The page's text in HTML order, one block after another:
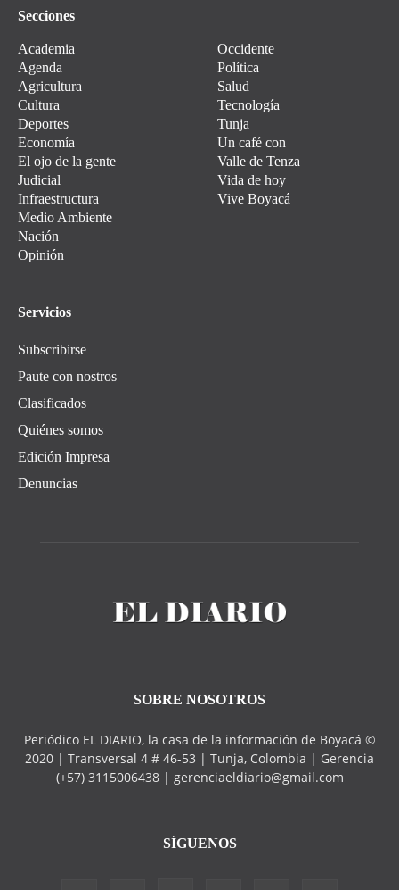
Secciones
Academia
Agenda
Agricultura
Cultura
Deportes
Economía
El ojo de la gente
Judicial
Infraestructura
Medio Ambiente
Nación
Opinión
Occidente
Política
Salud
Tecnología
Tunja
Un café con
Valle de Tenza
Vida de hoy
Vive Boyacá
Servicios
Subscribirse
Paute con nostros
Clasificados
Quiénes somos
Edición Impresa
Denuncias
SOBRE NOSOTROS
Periódico EL DIARIO, la casa de la información de Boyacá ©
2020 | Transversal 4 # 46-53 | Tunja, Colombia | Gerencia
(+57) 3115006438 | gerenciaeldiario@gmail.com
SÍGUENOS